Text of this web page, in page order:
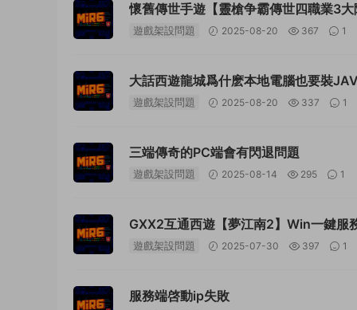
懷舊傳世手遊【靈槍争霸傳世四職業3
遊戲架設問題 2025-08-20 367 1
大話西遊龍城爲什麽本地電腦也要裝
遊戲架設問題 2025-08-20 337 1
三端傳奇的PC端會有閃退問題
遊戲架設問題 2025-08-14 295 1
GXX2互通西遊【夢江南2】Win一鍵服
遊戲架設問題 2025-07-30 397 1
服務端啓動ip失敗